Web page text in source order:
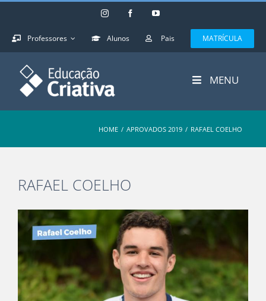
Skip
Instagram FacebookYouTube
Professores Alunos Pais MATRÍCULA
MENU
HOME / APROVADOS 2019 / RAFAEL COELHO
RAFAEL COELHO
View
Larger
Image